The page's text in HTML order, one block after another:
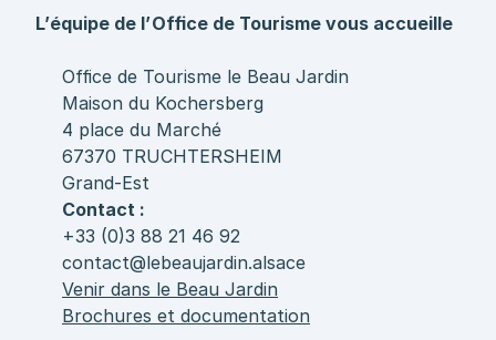
L’équipe de l’Office de Tourisme vous accueille
Office de Tourisme le Beau Jardin
Maison du Kochersberg
4 place du Marché
67370 TRUCHTERSHEIM
Grand-Est
Contact :
+33 (0)3 88 21 46 92
contact@lebeaujardin.alsace
Venir dans le Beau Jardin
Brochures et documentation